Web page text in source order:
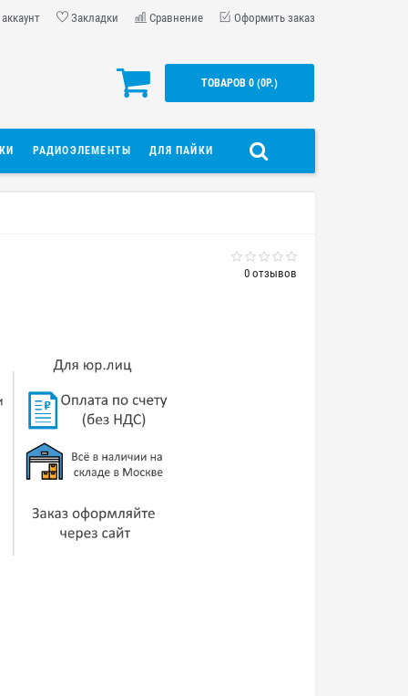
Закладки Сравнение Оформить заказ
ТОВАРОВ 0 (0Р.)
РАДИОЭЛЕМЕНТЫ ДЛЯ ПАЙКИ
0 отзывов